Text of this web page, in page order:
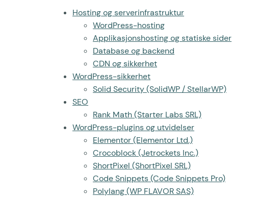
Hosting og serverinfrastruktur
WordPress-hosting
Applikasjonshosting og statiske sider
Database og backend
CDN og sikkerhet
WordPress-sikkerhet
Solid Security (SolidWP / StellarWP)
SEO
Rank Math (Starter Labs SRL)
WordPress-plugins og utvidelser
Elementor (Elementor Ltd.)
Crocoblock (Jetrockets Inc.)
ShortPixel (ShortPixel SRL)
Code Snippets (Code Snippets Pro)
Polylang (WP FLAVOR SAS)